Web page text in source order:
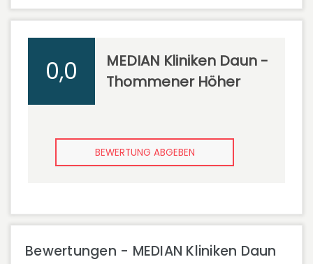
0,0
MEDIAN Kliniken Daun -
Thommener Höher
BEWERTUNG ABGEBEN
Bewertungen - MEDIAN Kliniken Daun